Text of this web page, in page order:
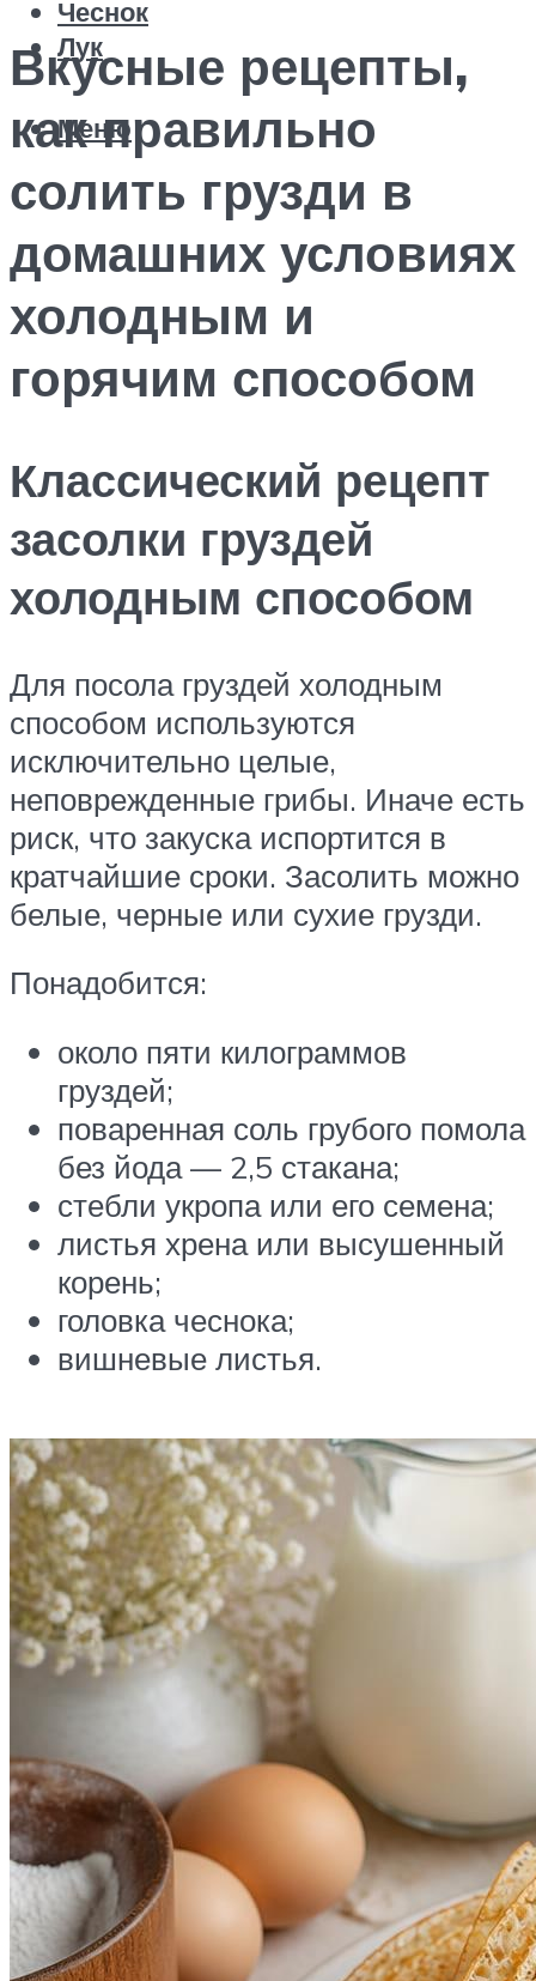
Чеснок
Лук
Меню
Вкусные рецепты,
как правильно
солить грузди в
домашних условиях
холодным и
горячим способом
Классический рецепт
засолки груздей
холодным способом
Для посола груздей холодным
способом используются
исключительно целые,
неповрежденные грибы. Иначе есть
риск, что закуска испортится в
кратчайшие сроки. Засолить можно
белые, черные или сухие грузди.
Понадобится:
около пяти килограммов
груздей;
поваренная соль грубого помола
без йода — 2,5 стакана;
стебли укропа или его семена;
листья хрена или высушенный
корень;
головка чеснока;
вишневые листья.